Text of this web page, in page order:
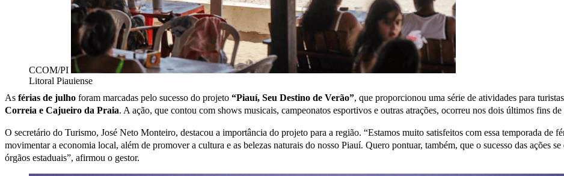
CCOM/PI
Litoral Piauiense
As férias de julho foram marcadas pelo sucesso do projeto “Piauí, Seu Destino de Verão”, que proporcionou uma série de atividades para
Correia e Cajueiro da Praia. A ação, que contou com shows musicais, campeonatos esportivos e outras atrações, ocorreu nos dois últimos fins de
O secretário do Turismo, José Neto Monteiro, destacou a importância do projeto para a região. “Estamos muito satisfeitos com essa temporada de
movimentar a economia local, além de promover a cultura e as belezas naturais do nosso Piauí. Quero pontuar, também, que o sucesso das ações
órgãos estaduais”, afirmou o gestor.